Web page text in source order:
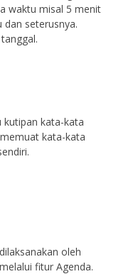
waktu misal 5 menit
dan seterusnya.
kata-kata
kata-kata
oleh
fitur Agenda.